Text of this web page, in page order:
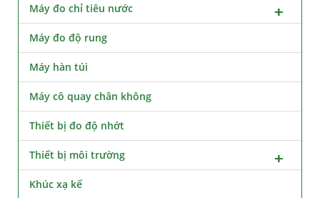
Máy đo chỉ tiêu nước
Máy đo độ rung
Máy hàn túi
Máy cô quay chân không
Thiết bị đo độ nhớt
Thiết bị môi trường
Khúc xạ kế